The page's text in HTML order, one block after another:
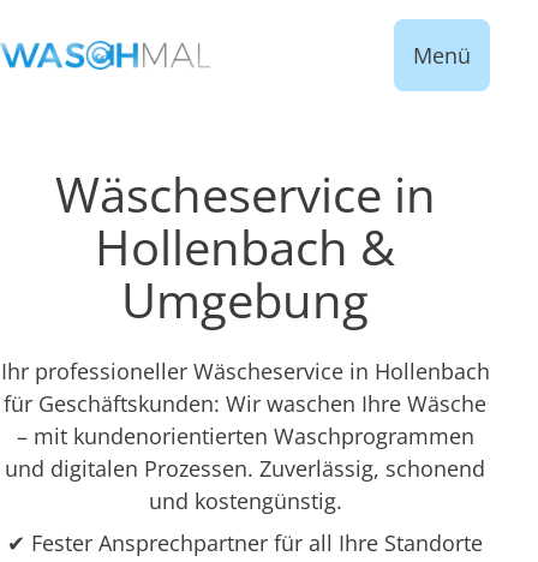
Menü
Wäscheservice in
Hollenbach &
Umgebung
Ihr professioneller Wäscheservice in Hollenbach
für Geschäftskunden: Wir waschen Ihre Wäsche
– mit kundenorientierten Waschprogrammen
und digitalen Prozessen. Zuverlässig, schonend
und kostengünstig.
✔ Fester Ansprechpartner für all Ihre Standorte